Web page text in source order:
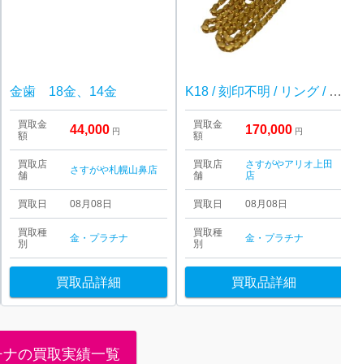
金歯 18金、14金
買取金
額
44,000 円
買取店
舗
さすがや札幌山鼻店
買取日 08月08日
買取種
別
金・プラチナ
買取品詳細
K18 / 刻印不明 / リング / チェーン
買取金
額
170,000 円
買取店
舗
さすがやアリオ上田
店
買取日 08月08日
買取種
別
金・プラチナ
買取品詳細
の買取実績一覧